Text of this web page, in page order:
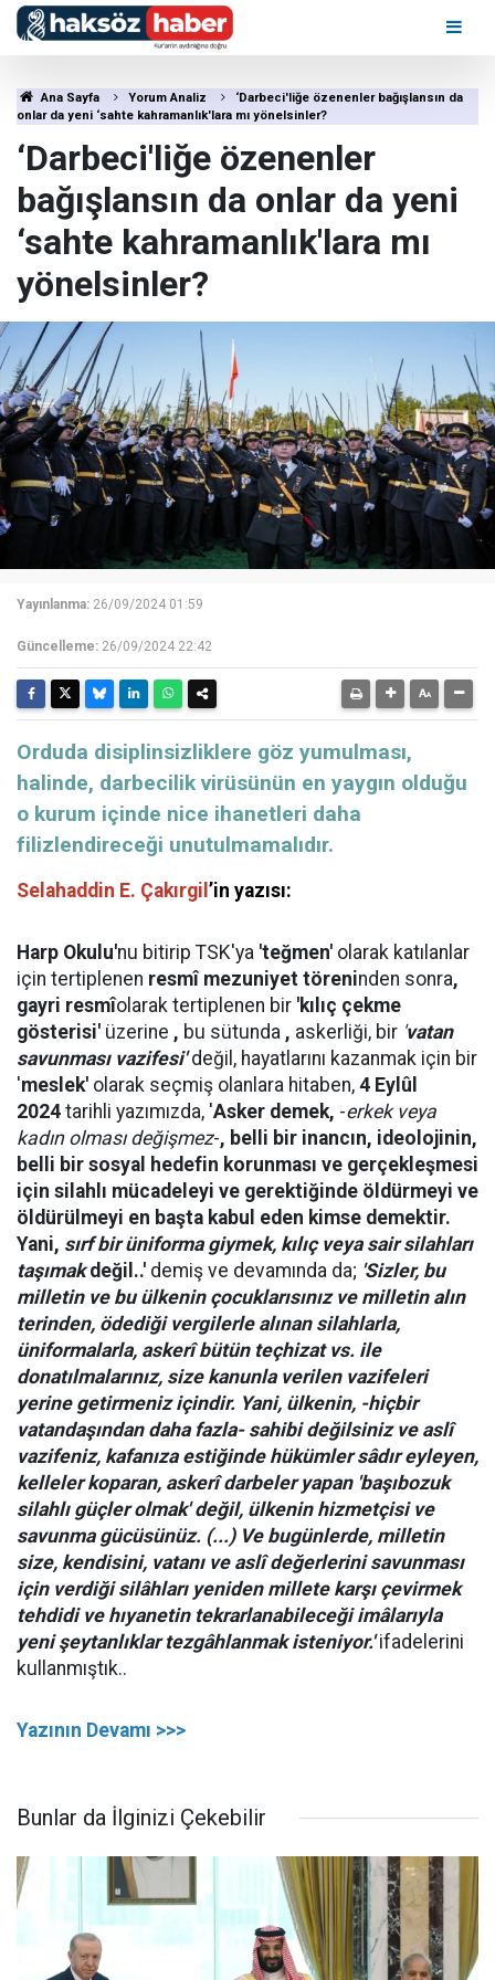
Ana Sayfa Yorum Analiz
‘Darbeci'liğe özenenler bağışlansın da
onlar da yeni ‘sahte kahramanlık'lara mı yönelsinler?
‘Darbeci'liğe özenenler
bağışlansın da onlar da yeni
‘sahte kahramanlık'lara mı
yönelsinler?
Yayınlanma: 26/09/2024 01:59
Güncelleme: 26/09/2024 22:42
​​​​​​​Orduda disiplinsizliklere göz yumulması,
halinde, darbecilik virüsünün en yaygın olduğu
o kurum içinde nice ihanetleri daha
filizlendireceği unutulmamalıdır.
Selahaddin E. Çakırgil ’in yazısı:
Harp Okulu'nu bitirip TSK'ya 'teğmen' olarak katılanlar
için tertiplenen resmî mezuniyet töreninden sonra,
gayri resmîolarak tertiplenen bir 'kılıç çekme
gösterisi' üzerine , bu sütunda , askerliği, bir vatan
savunması vazifesi' değil, hayatlarını kazanmak için bir
'meslek' olarak seçmiş olanlara hitaben, 4 Eylûl
2024 tarihli yazımızda, 'Asker demek, -erkek veya
kadın olması değişmez-, belli bir inancın, ideolojinin,
belli bir sosyal hedefin korunması ve gerçekleşmesi
için silahlı mücadeleyi ve gerektiğinde öldürmeyi ve
öldürülmeyi en başta kabul eden kimse demektir.
Yani, sırf bir üniforma giymek, kılıç veya sair silahları
taşımakdeğil..' demiş ve devamında da; 'Sizler, bu
milletin ve bu ülkenin çocuklarısınız ve milletin alın
terinden, ödediği vergilerle alınan silahlarla,
üniformalarla, askerî bütün teçhizat vs. ile
donatılmalarınız, size kanunla verilen vazifeleri
yerine getirmeniz içindir. Yani, ülkenin, -hiçbir
vatandaşından daha fazla-sahibi değilsiniz ve aslî
vazifeniz, kafanıza estiğinde hükümler sâdır eyleyen,
kelleler koparan, askerî darbeler yapan 'başıbozuk
silahlı güçler olmak' değil, ülkenin hizmetçisi ve
savunma gücüsünüz. (...) Ve bugünlerde, milletin
size, kendisini, vatanı ve aslî değerlerini savunması
için verdiği silâhları yeniden millete karşı çevirmek
tehdidi ve hıyanetin tekrarlanabileceği imâlarıyla
yeni şeytanlıklar tezgâhlanmak isteniyor.'ifadelerini
kullanmıştık..
Yazının Devamı >>>
Bunlar da İlginizi Çekebilir